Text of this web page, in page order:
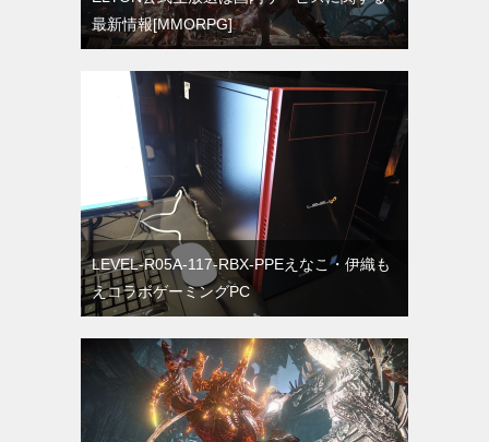
最新情報[MMORPG]
LEVEL-R05A-117-RBX-PPEえなこ・伊織も
えコラボゲーミングPC